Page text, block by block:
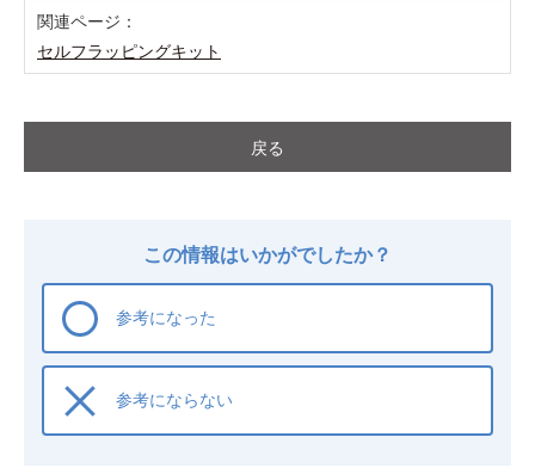
関連ページ：
セルフラッピングキット
戻る
この情報はいかがでしたか？
参考になった
参考にならない